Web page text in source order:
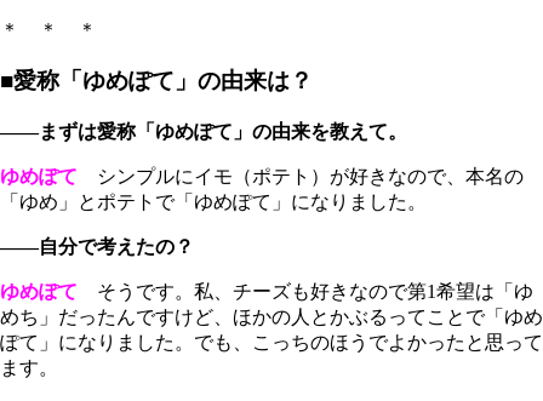
＊ ＊ ＊
■愛称「ゆめぽて」の由来は？
――まずは愛称「ゆめぽて」の由来を教えて。
ゆめぽて シンプルにイモ（ポテト）が好きなので、本名の
「ゆめ」とポテトで「ゆめぽて」になりました。
――自分で考えたの？
ゆめぽて そうです。私、チーズも好きなので第1希望は「ゆ
めち」だったんですけど、ほかの人とかぶるってことで「ゆめ
ぽて」になりました。でも、こっちのほうでよかったと思って
ます。